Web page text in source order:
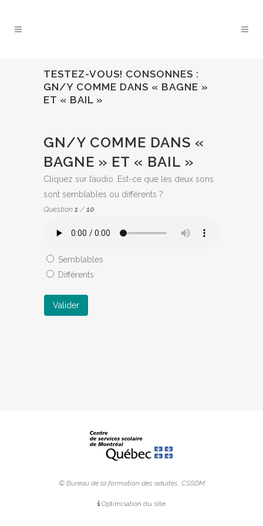
TESTEZ-VOUS! CONSONNES :
GN/Y COMME DANS « BAGNE »
ET « BAIL »
QUIZ:
GN/Y COMME DANS «
BAGNE » ET « BAIL »
Cliquez sur l’audio. Est-ce que les deux sons
sont semblables ou différents ?
Question 1 / 10
Semblables
Différents
Valider
© Bureau de la formation des adultes, CSSDM
Optimisation du site